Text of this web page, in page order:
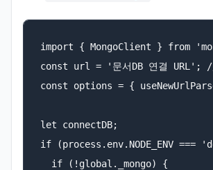
import { MongoClient } from
const url = '문서DB 연결
const options = {
let connectDB;
if (process.env.NODE_ENV ===
  if (!global._mongo) {